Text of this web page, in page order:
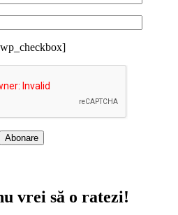
vrei să o ratezi!